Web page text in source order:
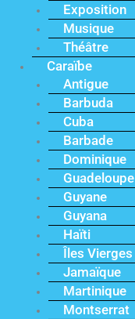
Exposition
Musique
Théâtre
Caraïbe
Antigue
Barbuda
Cuba
Barbade
Dominique
Guadeloupe
Guyane
Guyana
Haïti
Îles Vierges
Jamaïque
Martinique
Montserrat